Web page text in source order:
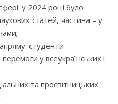
у 2024 році було
статей, частина – у
студенти
у всеукраїнських і
та просвітницьких